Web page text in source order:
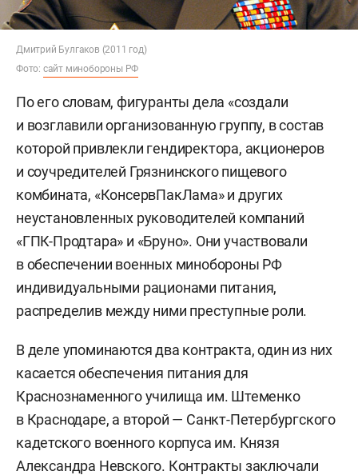
Дмитрий Булгаков (2011 год)
Фото: сайт минобороны РФ
По его словам, фигуранты дела «создали
и возглавили организованную группу, в состав
которой привлекли гендиректора, акционеров
и соучредителей Грязнинского пищевого
комбината, «КонсервПакЛама» и других
неустановленных руководителей компаний
«ГПК-Продтара» и «Бруно». Они участвовали
в обеспечении военных минобороны РФ
индивидуальными рационами питания,
распределив между ними преступные роли.
В деле упоминаются два контракта, один из них
касается обеспечения питания для
Краснознаменного училища им. Штеменко
в Краснодаре, а второй — Санкт-Петербургского
кадетского военного корпуса им. Князя
Александра Невского. Контракты заключали